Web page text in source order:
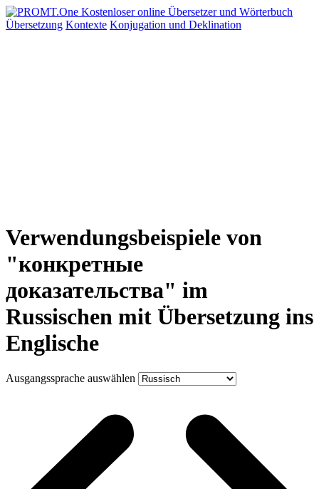
Übersetzung Kontexte Konjugation und Deklination
Verwendungsbeispiele von
"конкретные
доказательства" im
Russischen mit Übersetzung ins
Englische
Ausgangssprache auswählen